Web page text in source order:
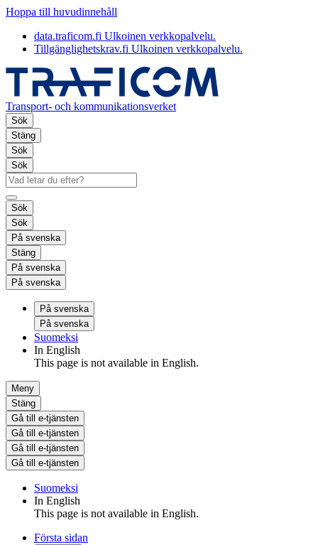
Hoppa till huvudinnehåll
data.traficom.fi Ulkoinen verkkopalvelu.
Tillgänglighetskrav.fi Ulkoinen verkkopalvelu.
Transport- och kommunikationsverket
Sök
Stäng
Sök
Sök
Sök
Sök
På svenska
Stäng
På svenska
På svenska
På svenska
På svenska
Suomeksi
In English
This page is not available in English.
Meny
Stäng
Gå till e-tjänsten
Gå till e-tjänsten
Gå till e-tjänsten
Gå till e-tjänsten
Suomeksi
In English
This page is not available in English.
Första sidan